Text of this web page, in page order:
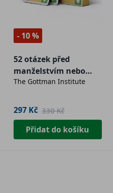
- 10 %
52 otázek před
manželstvím nebo
společným soužitím
The Gottman Institute
297 Kč 330 Kč
Přidat do košíku